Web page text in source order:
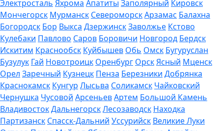
Электросталь Яхрома Апатиты Заполярный Кировск
Мончегорск Мурманск СевероморскАрзамас Балахна
Богородск Бор Выкса ДзержинскЗаволжье Кстово
Кулебаки Павлово Саров Боровичи Новгород Бердск
Искитим Краснообск Куйбышев Обь Омск Бугуруслан
Бузулук Гай Новотроицк Оренбург ОрскЯсный Мценск
Орел Заречный Кузнецк Пенза Березники Добрянка
Краснокамск Кунгур Лысьва Соликамск Чайковский
Чернушка Чусовой АрсеньевАртем Большой Камень
ВладивостокДальнегорскЛесозаводск Находка
Партизанск Спасск-Дальний Уссурийск Великие Луки